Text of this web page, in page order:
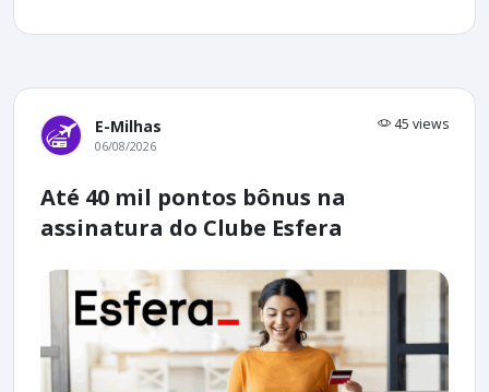
E-Milhas 45 views
06/08/2026
Até 40 mil pontos bônus na
assinatura do Clube Esfera